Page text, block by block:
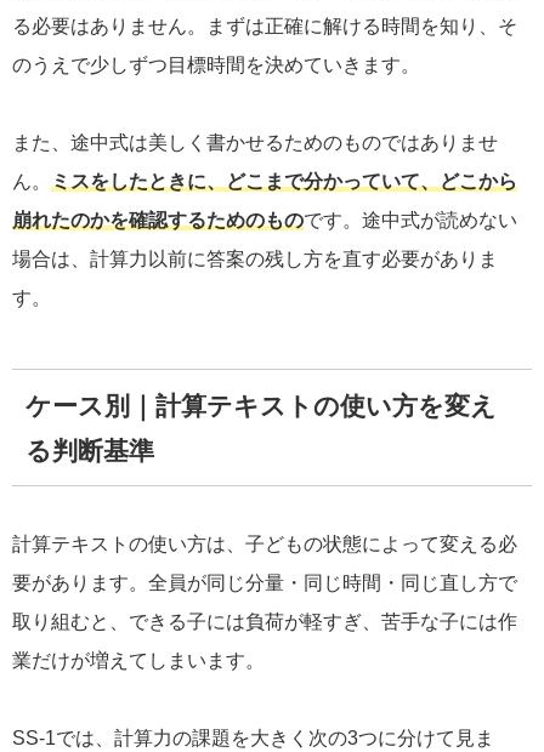
る必要はありません。まずは正確に解ける時間を知り、そ
のうえで少しずつ目標時間を決めていきます。
また、途中式は美しく書かせるためのものではありませ
ん。
ミスをしたときに、どこまで分かっていて、どこから
崩れたのかを確認するためのものです。途中式が読めない
場合は、計算力以前に答案の残し方を直す必要がありま
す。
ケース別｜計算テキストの使い方を変え
る判断基準
計算テキストの使い方は、子どもの状態によって変える必
要があります。全員が同じ分量・同じ時間・同じ直し方で
取り組むと、できる子には負荷が軽すぎ、苦手な子には作
業だけが増えてしまいます。
SS-1では、計算力の課題を大きく次の3つに分けて見ま